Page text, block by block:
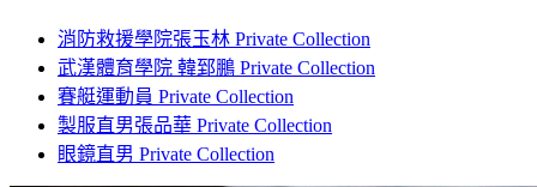
消防救援學院張玉林 Private Collection
武漢體育學院 韓郅鵬 Private Collection
賽艇運動員 Private Collection
製服直男張品華 Private Collection
眼鏡直男 Private Collection